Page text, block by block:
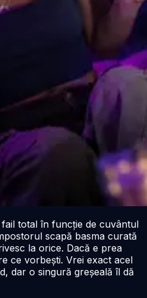
total în funcție de cuvântul
scapă basma curată
la orice. Dacă e prea
ce vorbești. Vrei exact acel
dar o singură greșeală îl dă